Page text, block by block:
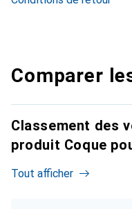
Comparer
Classement des
produit Coque
Tout afficher